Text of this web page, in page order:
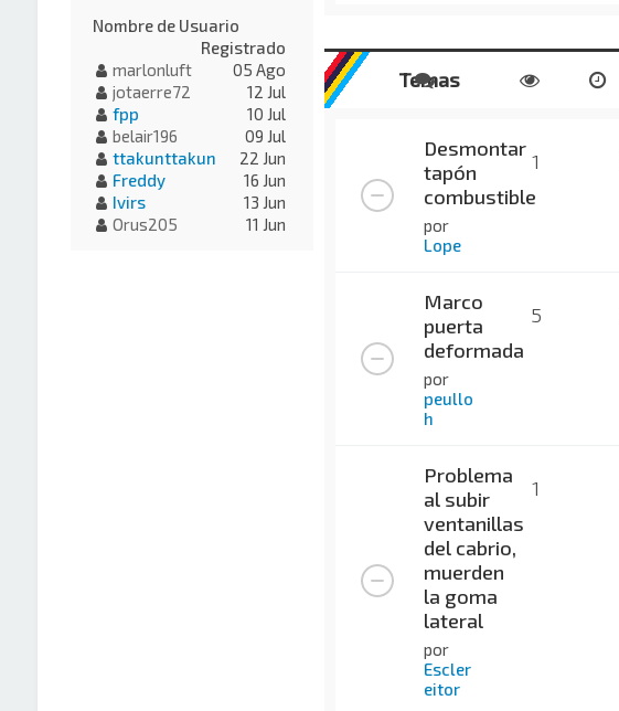
Temas
Desmontar
tapón
combustible
por
Lope
1
Marco
puerta
deformada
por
peullo
h
5
Problema
al subir
ventanillas
del cabrio,
muerden
la goma
lateral
por
Escler
eitor
1
Nombre de Usuario
Registrado
marlonluft
05 Ago
jotaerre72
12 Jul
fpp
10 Jul
belair196
09 Jul
ttakunttakun
22 Jun
Freddy
16 Jun
Ivirs
13 Jun
Orus205
11 Jun